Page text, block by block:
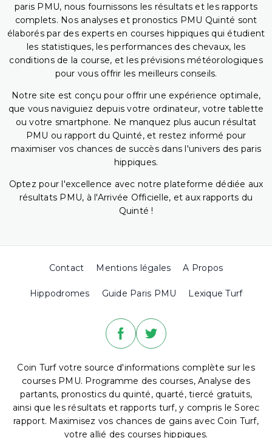
paris PMU, nous fournissons les résultats et les rapports
complets. Nos analyses et pronostics PMU Quinté sont
élaborés par des experts en courses hippiques qui étudient
les statistiques, les performances des chevaux, les
conditions de la course, et les prévisions météorologiques
pour vous offrir les meilleurs conseils.
Notre site est conçu pour offrir une expérience optimale,
que vous naviguiez depuis votre ordinateur, votre tablette
ou votre smartphone. Ne manquez plus aucun résultat
PMU ou rapport du Quinté, et restez informé pour
maximiser vos chances de succès dans l'univers des paris
hippiques.
Optez pour l'excellence avec notre plateforme dédiée aux
résultats PMU, à l'Arrivée Officielle, et aux rapports du
Quinté !
Contact Mentions légales A Propos
Hippodromes Guide Paris PMU Lexique Turf
Coin Turf votre source d'informations complète sur les
courses PMU. Programme des courses, Analyse des
partants, pronostics du quinté, quarté, tiercé gratuits,
ainsi que les résultats et rapports turf, y compris le Sorec
rapport. Maximisez vos chances de gains avec Coin Turf,
votre allié des courses hippiques.